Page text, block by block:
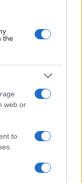
the
web or
to
ΑΚΟΜΑ